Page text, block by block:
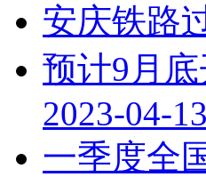
安庆铁路
预计9月
2023-04-13
一季度全